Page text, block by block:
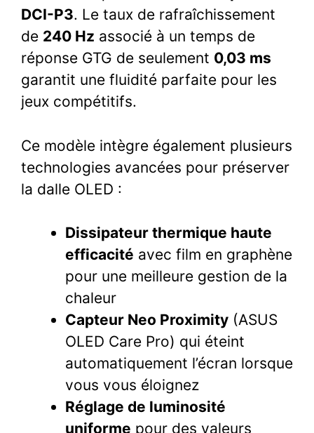
DCI-P3. Le taux de rafraîchissement
de 240 Hz associé à un temps de
réponse GTG de seulement 0,03 ms
garantit une fluidité parfaite pour les
jeux compétitifs.
Ce modèle intègre également plusieurs
technologies avancées pour préserver
la dalle OLED :
Dissipateur thermique haute
efficacité avec film en graphène
pour une meilleure gestion de la
chaleur
Capteur Neo Proximity (ASUS
OLED Care Pro) qui éteint
automatiquement l’écran lorsque
vous vous éloignez
Réglage de luminosité
uniforme pour des valeurs